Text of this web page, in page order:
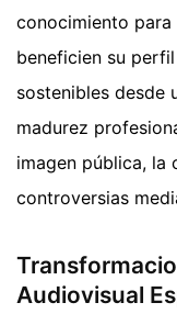
conocimiento
beneficien su
sostenibles desde
madurez
imagen pública, la
controversias
Audiovisual